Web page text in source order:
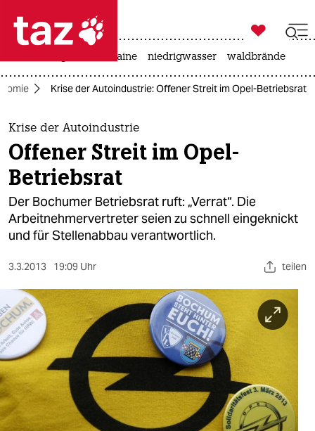
 taz zahl ich
taz zahl ich
themen
politik
öko
gesellschaft
sport
berlin
nord
wahrheit
verlag

taz zahl ich
krieg in der ukraine niedrigwasser waldbrände
Krise der Autoindustrie: Offener Streit im Opel-Betriebsrat
Krise der Autoindustrie
Offener Streit im Opel-
Betriebsrat
Der Bochumer Betriebsrat ruft: „Verrat“. Die
Arbeitnehmervertreter seien zu schnell eingeknickt
und für Stellenabbau verantwortlich.
3.3.2013 19:09 Uhr teilen